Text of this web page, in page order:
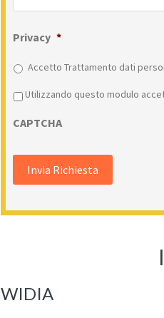
Privacy *
Accetto Trattamento dati
Privacy *
Utilizzando questo modulo
CAPTCHA
WIDIA